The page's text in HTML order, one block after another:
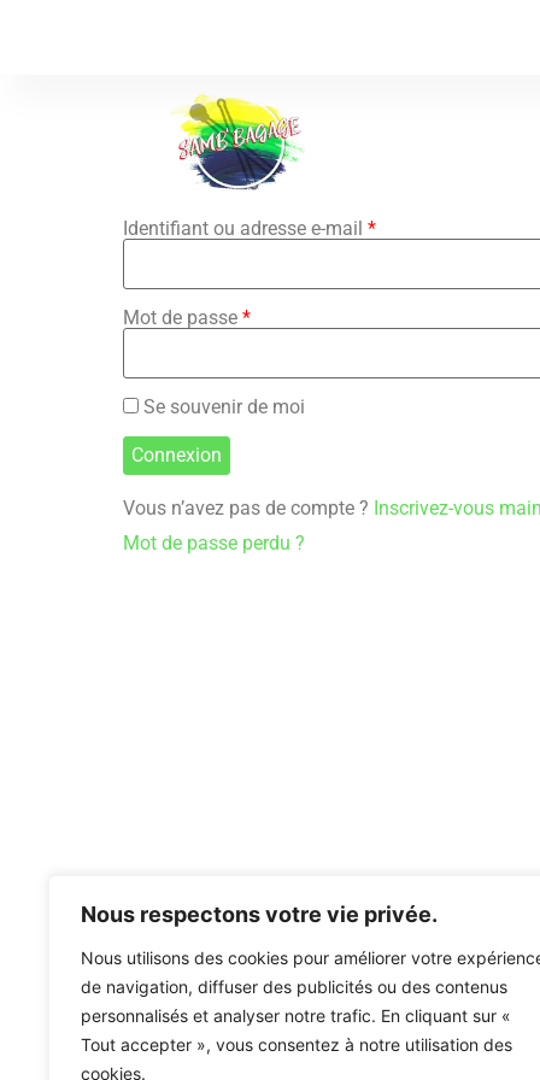
Nous respectons votre vie privée.
Nous utilisons des cookies pour améliorer votre
de navigation, diffuser des publicités ou des contenus
personnalisés et analyser notre trafic. En cliquant sur «
Tout accepter », vous consentez à notre utilisation des
cookies.
Identifiant ou adresse e-mail *
Mot de passe *
Se souvenir de moi
Vous n’avez pas de compte ? Inscrivez-vous
Mot de passe perdu ?